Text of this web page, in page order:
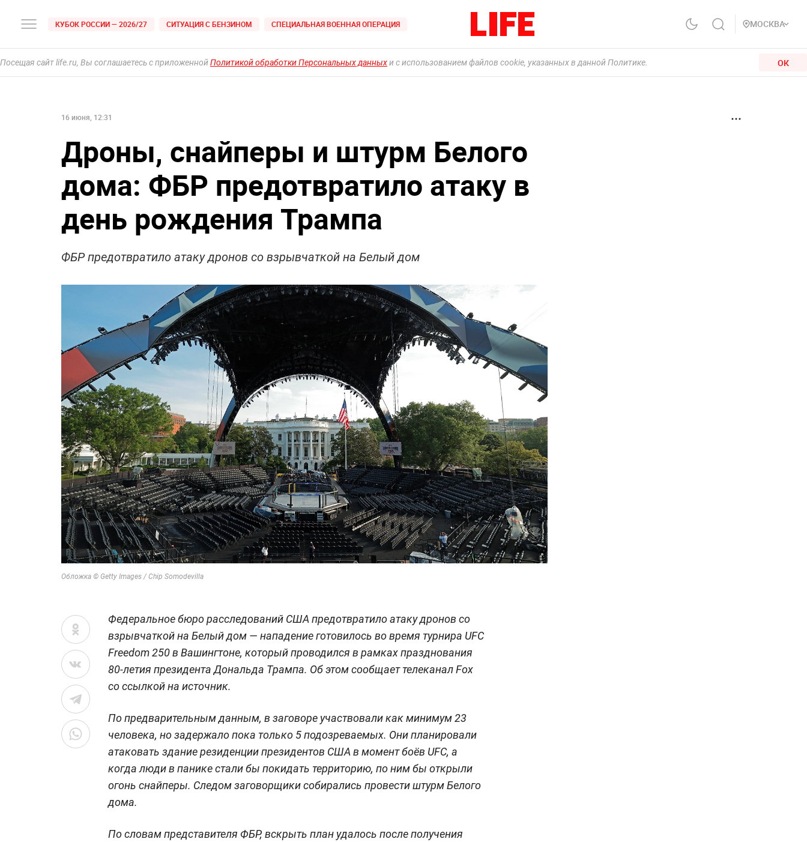
КУБОК РОССИИ — 2026/27 СИТУАЦИЯ С БЕНЗИНОМ СПЕЦИАЛЬНАЯ ВОЕННАЯ ОПЕРАЦИЯ МОСКВА
Посещая сайт life.ru, Вы соглашаетесь с приложеннойПолитикой обработки Персональных данныхи с использованием файлов cookie, указанных в данной Политике. ОК
16 июня, 12:31
Дроны, снайперы и штурм Белого
дома: ФБР предотвратило атаку в
день рождения Трампа
ФБР предотвратило атаку дронов со взрывчаткой на Белый дом
Обложка © Getty Images / Chip Somodevilla
Федеральное бюро расследований США предотвратило атаку дронов со
взрывчаткой на Белый дом — нападение готовилось во время турнира UFC
Freedom 250 в Вашингтоне, который проводился в рамках празднования
80-летия президента Дональда Трампа. Об этом сообщает телеканал Fox
со ссылкой на источник.
По предварительным данным, в заговоре участвовали как минимум 23
человека, но задержало пока только 5 подозреваемых. Они планировали
атаковать здание резиденции президентов США в момент боёв UFC, а
когда люди в панике стали бы покидать территорию, по ним бы открыли
огонь снайперы. Следом заговорщики собирались провести штурм Белого
дома.
По словам представителя ФБР, вскрыть план удалось после получения